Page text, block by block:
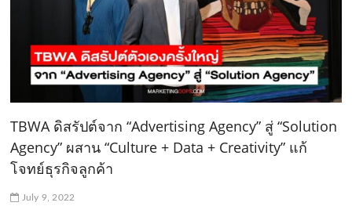
TBWA ดิสรัปต์จาก “Advertising Agency” สู่ “Solution
Agency” ผสาน “Culture + Data + Creativity” แก้
โจทย์ธุรกิจลูกค้า
July 9, 2022